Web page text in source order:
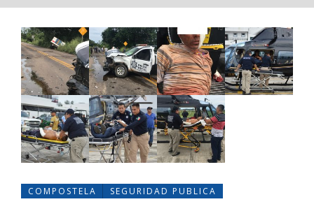
COMPOSTELA SEGURIDAD PUBLICA